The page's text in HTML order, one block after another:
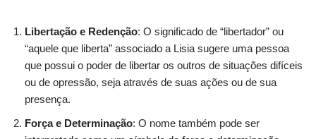
Libertação e Redenção: O significado de “libertador” ou
“aquele que liberta” associado a Lisia sugere uma pessoa
que possui o poder de libertar os outros de situações difíceis
ou de opressão, seja através de suas ações ou de sua
presença.
Força e Determinação: O nome também pode ser